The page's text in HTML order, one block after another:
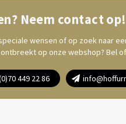
Neem contact op!
wensen of op zoek naar
op onze webshop? Bel
449 22 86